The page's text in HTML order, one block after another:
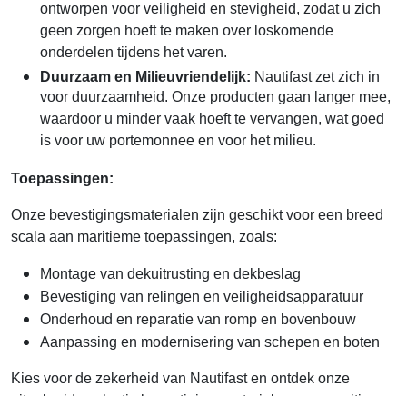
ontworpen voor veiligheid en stevigheid, zodat u zich
geen zorgen hoeft te maken over loskomende
onderdelen tijdens het varen.
Duurzaam en Milieuvriendelijk: Nautifast zet zich in
voor duurzaamheid. Onze producten gaan langer mee,
waardoor u minder vaak hoeft te vervangen, wat goed
is voor uw portemonnee en voor het milieu.
Toepassingen:
Onze bevestigingsmaterialen zijn geschikt voor een breed
scala aan maritieme toepassingen, zoals:
Montage van dekuitrusting en dekbeslag
Bevestiging van relingen en veiligheidsapparatuur
Onderhoud en reparatie van romp en bovenbouw
Aanpassing en modernisering van schepen en boten
Kies voor de zekerheid van Nautifast en ontdek onze